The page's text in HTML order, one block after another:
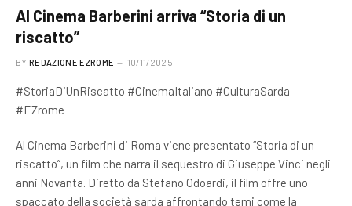
Al Cinema Barberini arriva “Storia di un
riscatto”
BY REDAZIONE EZROME 10/11/2025
#StoriaDiUnRiscatto #CinemaItaliano #CulturaSarda
#EZrome
Al Cinema Barberini di Roma viene presentato “Storia di un
riscatto”, un film che narra il sequestro di Giuseppe Vinci negli
anni Novanta. Diretto da Stefano Odoardi, il film offre uno
spaccato della società sarda affrontando temi come la